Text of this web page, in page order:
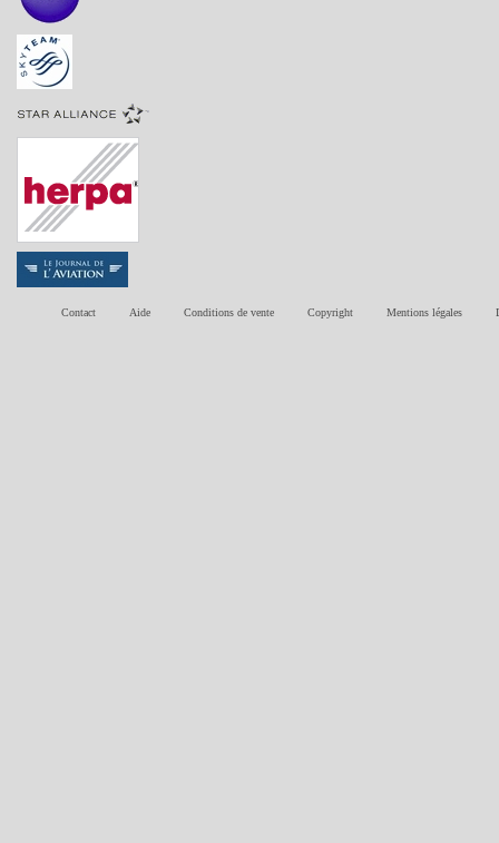
Contact Aide Conditions de vente Copyright Mentions légales